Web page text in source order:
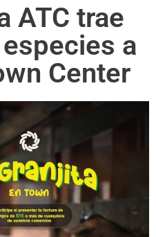
ATC trae
a
Center